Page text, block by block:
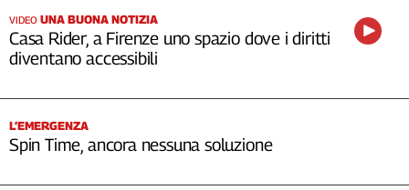
VIDEO UNA BUONA NOTIZIA
Casa Rider, a Firenze uno spazio dove i diritti
diventano accessibili
L’EMERGENZA
Spin Time, ancora nessuna soluzione